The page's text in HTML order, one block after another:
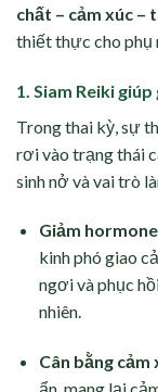
chất – cảm xúc –
thiết thực cho phụ
1. Siam Reiki
Trong thai kỳ, sự
rơi vào trạng thái
sinh nở và vai trò
Giảm
kinh phó giao
ngơi và phục
nhiên.
Cân bằng cảm